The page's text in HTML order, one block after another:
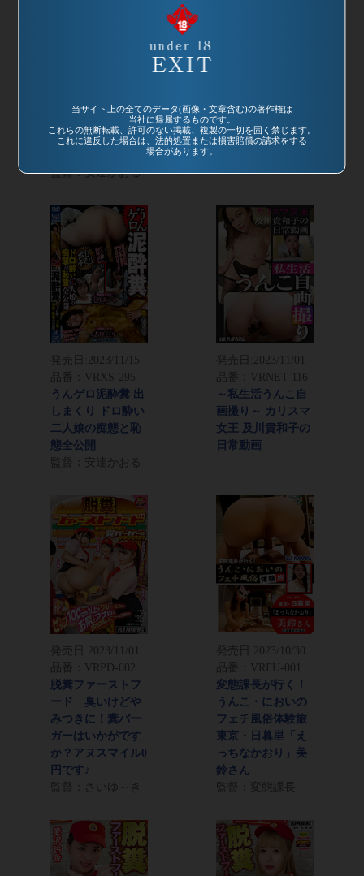
当サイト上の全てのデータ(画像・文章含む)の著作権は
当社に帰属するものです。
これらの無断転載、許可のない掲載、複製の一切を固く禁じます。
これに違反した場合は、法的処置または損害賠償の請求をする
場合があります。
品番：VRXS-296
絶対服従暴行飲み
会 ボコボコうんゲ
監督：安達かおる
品番：VRPD-003
糞接吻 及川貴和子
天音うらん
発売日: 2023/11/15
品番：VRXS-295
うんゲロ泥酔糞 出
しまくり ドロ酔い
二人娘の痴態と恥
態全公開
監督：安達かおる
発売日: 2023/11/01
品番：VRNET-116
～私生活うんこ自
画撮り～ カリスマ
女王 及川貴和子の
日常動画
発売日:
2023/11/01
品番：VRPD-002
脱糞ファーストフ
ード 臭いけどや
みつきに！糞バー
ガーはいかがです
か？アヌスマイル0
円です♪
監督：さいゆ～き
発売日:
2023/10/30
品番：VRFU-001
変態課長が行く！
うんこ・においの
フェチ風俗体験旅
東京・日暮里「え
っちなかおり」美
鈴さん
監督：変態課長